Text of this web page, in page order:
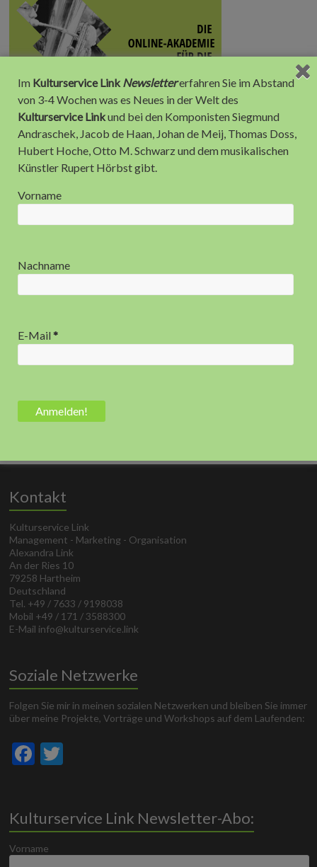
Anzeige
Kontakt
Kulturservice Link
Management - Marketing - Organisation
Alexandra Link
An der Ries 10
79258 Hartheim
Deutschland
Tel. +49 / 7633 / 9198038
Mobil +49 / 171 / 3588300
E-Mail info@kulturservice.link
Soziale Netzwerke
Folgen Sie mir in meinen sozialen Netzwerken und bleiben Sie immer
über meine Projekte, Vorträge und Workshops auf dem Laufenden:
F
b
o
er
Kulturservice Link Newsletter-Abo:
Vorname
Im Kulturservice LinkNewslettererfahren Sie im Abstand
von 3-4 Wochen was es Neues in der Welt des
Kulturservice Linkund bei den Komponisten Siegmund
Andraschek, Jacob de Haan, Johan de Meij, Thomas Doss,
Hubert Hoche, Otto M. Schwarz und dem musikalischen
Künstler Rupert Hörbst gibt.
Vorname
Nachname
E-Mail*